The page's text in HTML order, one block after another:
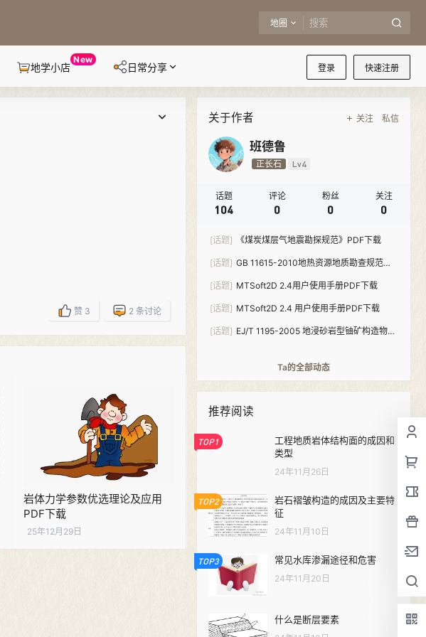
地圈
登录 快速注册
地学小店
New
日常分享
赞 3 2 条讨论
岩体力学参数优选理论及应用
PDF下载
25年12月29日
关于作者 关注 私信
班德鲁
正长石 Lv4
话题
104
评论
0
粉丝
0
关注
0
[话题] 《煤炭煤层气地震勘探规范》PDF下载
[话题] GB 11615-2010地热资源地质勘查规范
[话题] MTSoft2D 2.4用户使用手册PDF下载
[话题] MTSoft2D 2.4 用户使用手册PDF下载
[话题] EJ/T 1195-2005 地浸砂岩型铀矿构造物探
Ta的全部动态
推荐阅读
TOP1
工程地质岩体结构面的成因和
类型
24年11月26日
TOP2
岩石褶皱构造的成因及主要特
征
24年11月10日
TOP3 常见水库渗漏途径和危害
24年11月20日
什么是断层要素